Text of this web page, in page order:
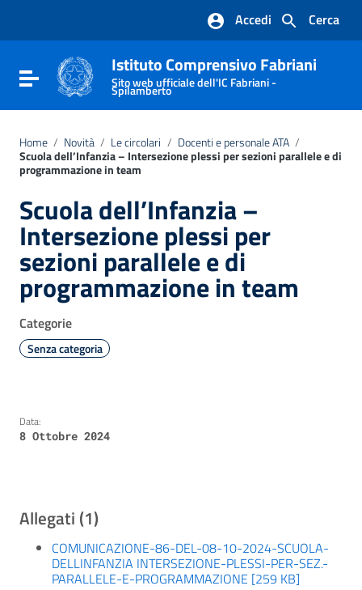
Vai al footer
Cerca
Accedi
Attiva / disattiva la navigazione
Istituto Comprensivo Fabriani
Sito web ufficiale dell'IC Fabriani -
Spilamberto
Home / Novità / Le circolari / Docenti e personale ATA /
Scuola dell’Infanzia – Intersezione plessi per sezioni parallele e di
programmazione in team
Scuola dell’Infanzia –
Intersezione plessi per
sezioni parallele e di
programmazione in team
Categorie
Senza categoria
Data:
8 Ottobre 2024
Allegati (1)
COMUNICAZIONE-86-DEL-08-10-2024-SCUOLA-
DELLINFANZIA INTERSEZIONE-PLESSI-PER-SEZ.-
PARALLELE-E-PROGRAMMAZIONE [259 KB]